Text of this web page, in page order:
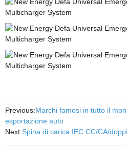
Previous:Marchi famosi in tutto il
esportazione auto
Next:Spina di carica IEC CC/CA/